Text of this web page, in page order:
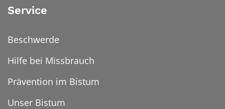
Service
Beschwerde
Hilfe bei Missbrauch
Prävention im Bistum
Unser Bistum